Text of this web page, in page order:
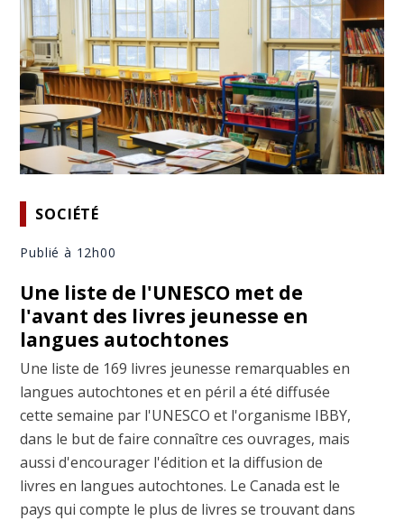
SOCIÉTÉ
Publié à 12h00
Une liste de l'UNESCO met de
l'avant des livres jeunesse en
langues autochtones
Une liste de 169 livres jeunesse remarquables en
langues autochtones et en péril a été diffusée
cette semaine par l'UNESCO et l'organisme IBBY,
dans le but de faire connaître ces ouvrages, mais
aussi d'encourager l'édition et la diffusion de
livres en langues autochtones. Le Canada est le
pays qui compte le plus de livres se trouvant dans